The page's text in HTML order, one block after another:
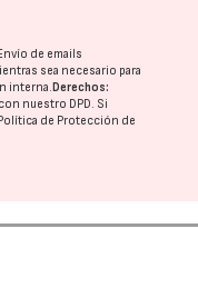
de emails
sea necesario para
interna. Derechos:
nuestro DPD. Si
Política de Protección de